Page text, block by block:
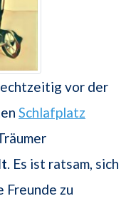
vor der
Schlafplatz
. Es ist ratsam, sich
Freunde zu